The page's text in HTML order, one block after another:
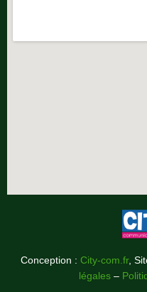
Conception : City-com.fr,
légales –